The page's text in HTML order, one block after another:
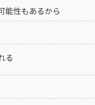
能性もあるから
る